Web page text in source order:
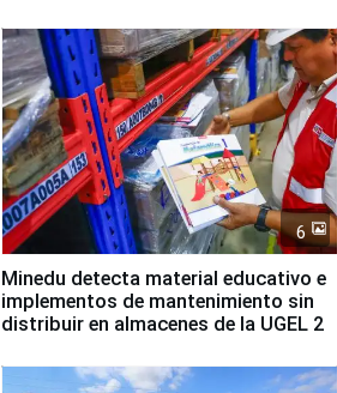
6
Minedu detecta material educativo e
implementos de mantenimiento sin
distribuir en almacenes de la UGEL 2